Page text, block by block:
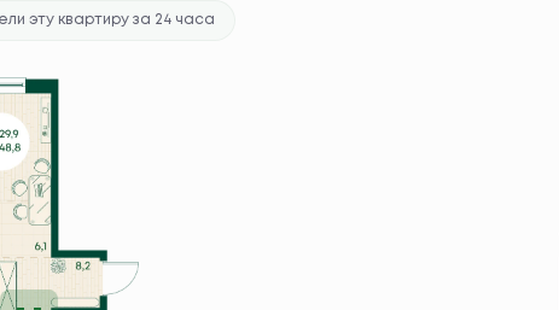
эту квартиру за 24 часа